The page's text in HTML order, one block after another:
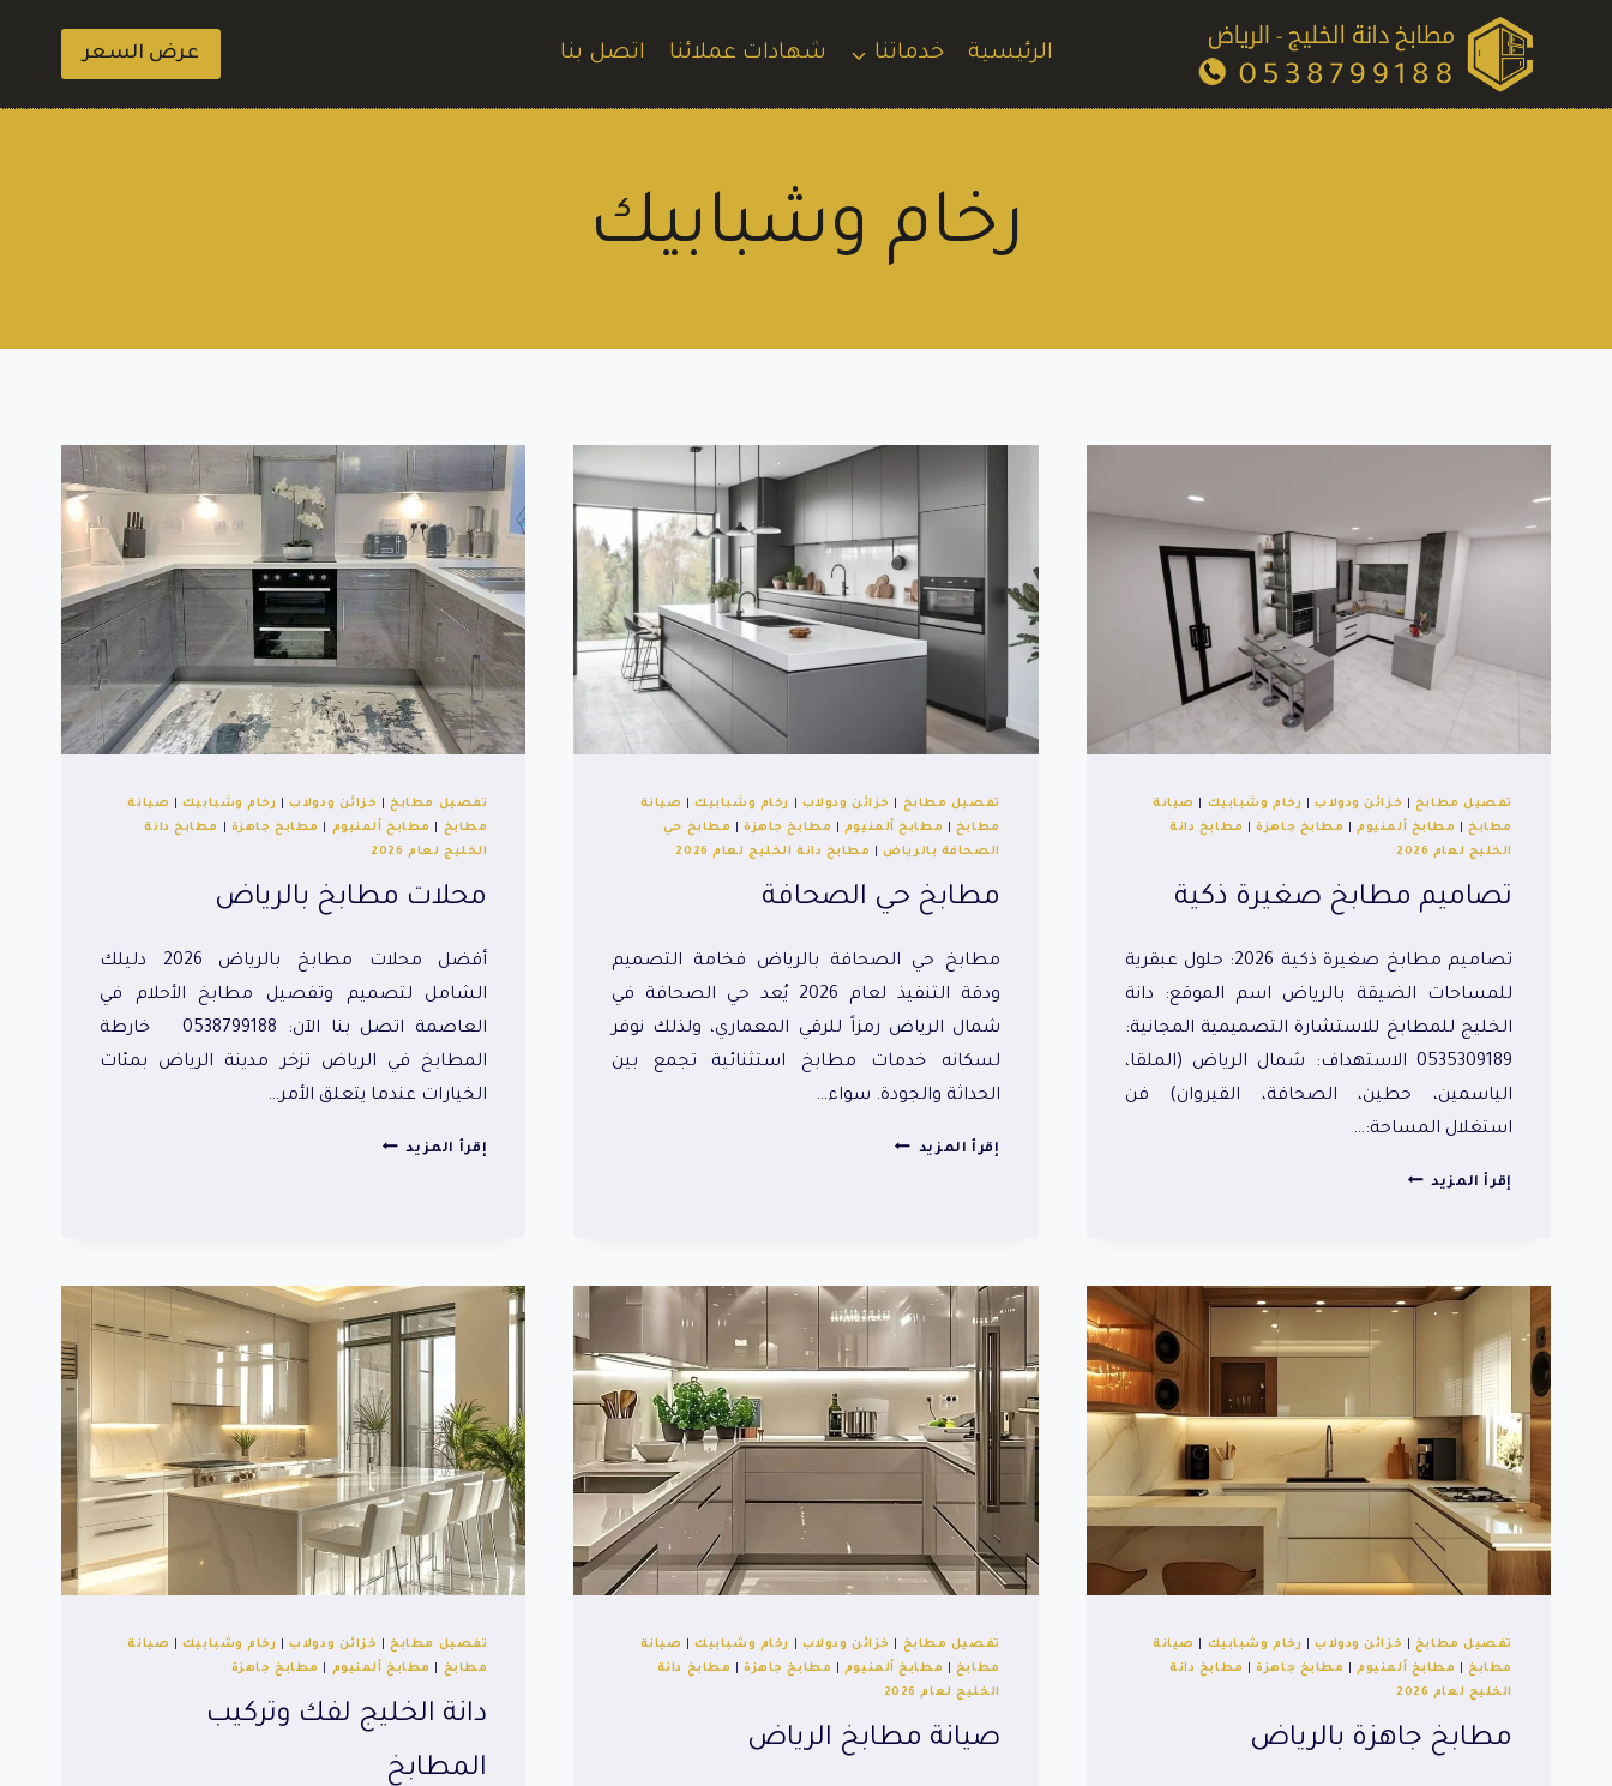
الرئيسية خدماتنا شهادات عملائنا اتصل بنا عرض السعر
رخام وشبابيك
تفصيل مطابخ خزائن ودولاب رخام وشبابيك
صيانة
مطابخ| مطابخ ألمنيوم| مطابخ جاهزة|
مطابخ دانة
الخليج لعام 2026
تصاميم مطابخ صغيرة ذكية
تصاميم مطابخ صغيرة ذكية 2026: حلول عبقرية
للمساحات الضيقة بالرياض اسم الموقع: دانة
الخليج للمطابخ للاستشارة التصميمية المجانية:
0535309189 الاستهداف: شمال الرياض (الملقا،
الياسمين، حطين، الصحافة، القيروان) فن
استغلال المساحة:…
إقرأ المزيد تصاميم
تفصيل مطابخ خزائن ودولاب رخام وشبابيك|
صيانة
مطابخ
مطابخ ألمنيوم مطابخ جاهزة|
مطابخ حي
الصحافة بالرياض| مطابخ دانة الخليج لعام 2026
مطابخ حي الصحافة
مطابخ حي الصحافة بالرياض فخامة التصميم
ودقة التنفيذ لعام 2026 يُعد حي الصحافة في
شمال الرياض رمزاً للرقي المعماري، ولذلك نوفر
لسكانه خدمات مطابخ استثنائية تجمع بين
الحداثة والجودة. سواء…
إقرأ المزيد مطابخ
تفصيل مطابخ| خزائن ودولاب| رخام وشبابيك
صيانة
مطابخ
مطابخ ألمنيوم مطابخ جاهزة
مطابخ دانة
الخليج لعام 2026
محلات مطابخ بالرياض
أفضل محلات مطابخ بالرياض 2026 دليلك
الشامل لتصميم وتفصيل مطابخ الأحلام في
العاصمة اتصل بنا الآن: 0538799188 خارطة
المطابخ في الرياض تزخر مدينة الرياض بمئات
الخيارات عندما يتعلق الأمر…
إقرأ المزيد محلات
تفصيل مطابخ خزائن ودولاب رخام وشبابيك
صيانة
مطابخ| مطابخ ألمنيوم| مطابخ جاهزة|
مطابخ دانة
الخليج لعام 2026
مطابخ جاهزة بالرياض
تفصيل مطابخ خزائن ودولاب رخام وشبابيك|
صيانة
مطابخ
مطابخ ألمنيوم مطابخ جاهزة|
مطابخ دانة
الخليج لعام 2026
صيانة مطابخ الرياض
تفصيل مطابخ| خزائن ودولاب| رخام وشبابيك
صيانة
مطابخ
مطابخ ألمنيوم مطابخ جاهزة
دانة الخليج لفك وتركيب
المطابخ